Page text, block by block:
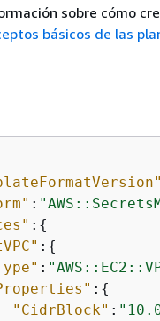
sobre cómo
básicos de las
:
: {
: {
:
: {
"CidrBlock" :